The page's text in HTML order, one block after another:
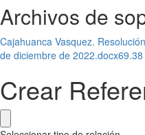
Archivos de
Cajahuanca Vasquez.
de diciembre de 2022.docx
Crear